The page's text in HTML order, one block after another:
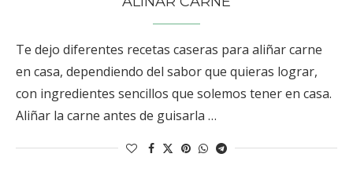
Te dejo diferentes recetas caseras para aliñar carne
en casa, dependiendo del sabor que quieras lograr,
con ingredientes sencillos que solemos tener en casa.
Aliñar la carne antes de guisarla …